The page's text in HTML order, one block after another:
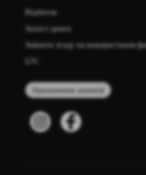
Відбиток
Захист даних
Змінити згоду на використання
Призначення доповіді